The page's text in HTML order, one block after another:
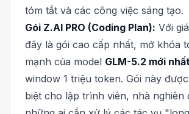
tóm tắt và các công việc sáng tạo.
Gói Z.AI PRO (Coding Plan): Với
đây là gói cao cấp nhất, mở khóa
mạnh của model GLM-5.2 mới
window 1 triệu token. Gói này
biệt cho lập trình viên, nhà nghiên